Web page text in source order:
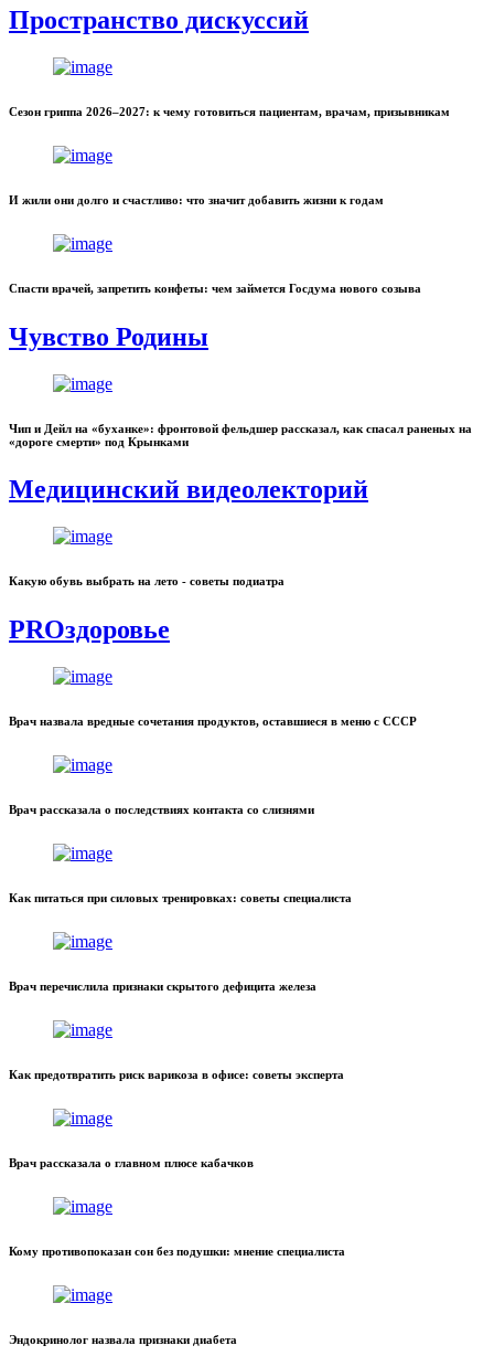
Пространство дискуссий
Сезон гриппа 2026–2027: к чему готовиться пациентам, врачам, призывникам
И жили они долго и счастливо: что значит добавить жизни к годам
Спасти врачей, запретить конфеты: чем займется Госдума нового созыва
Чувство Родины
Чип и Дейл на «буханке»: фронтовой фельдшер рассказал, как спасал раненых на
«дороге смерти» под Крынками
Медицинский видеолекторий
Какую обувь выбрать на лето - советы подиатра
PROздоровье
Врач назвала вредные сочетания продуктов, оставшиеся в меню с СССР
Врач рассказала о последствиях контакта со слизнями
Как питаться при силовых тренировках: советы специалиста
Врач перечислила признаки скрытого дефицита железа
Как предотвратить риск варикоза в офисе: советы эксперта
Врач рассказала о главном плюсе кабачков
Кому противопоказан сон без подушки: мнение специалиста
Эндокринолог назвала признаки диабета